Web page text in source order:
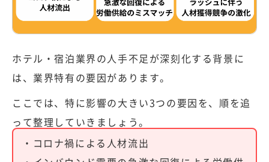
ホテル・宿泊業界の人手不足が深刻化する背景に
は、業界特有の要因があります。
ここでは、特に影響の大きい3つの要因を、順を追
って整理していきましょう。
・コロナ禍による人材流出